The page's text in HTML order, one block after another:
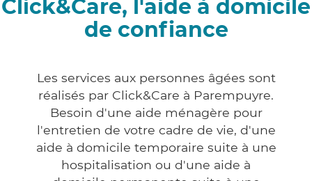
Click&Care, l'aide à domicile
de confiance
Les services aux personnes âgées sont
réalisés par Click&Care à Parempuyre.
Besoin d'une aide ménagère pour
l'entretien de votre cadre de vie, d'une
aide à domicile temporaire suite à une
hospitalisation ou d'une aide à